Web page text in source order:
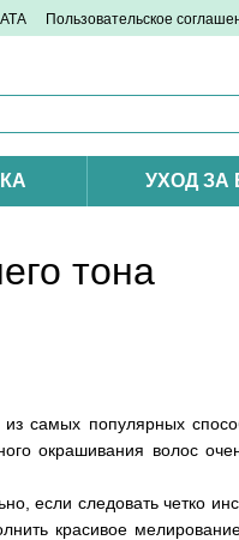
Пользовательское
УХОД ЗА
тона
самых популярных
окрашивания волос
если следовать четко
красивое